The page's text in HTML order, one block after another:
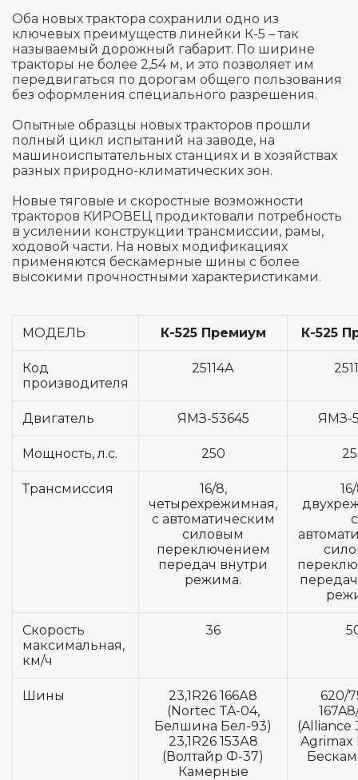
Оба новых трактора сохранили одно из
ключевых преимуществ линейки К-5 – так
называемый дорожный габарит. По ширине
тракторы не более 2,54 м, и это позволяет им
передвигаться по дорогам общего пользования
без оформления специального разрешения.
Опытные образцы новых тракторов прошли
полный цикл испытаний на заводе, на
машиноиспытательных станциях и в хозяйствах
разных природно-климатических зон.
Новые тяговые и скоростные возможности
тракторов КИРОВЕЦ продиктовали потребность
в усилении конструкции трансмиссии, рамы,
ходовой части. На новых модификациях
применяются бескамерные шины с более
высокими прочностными характеристиками.
МОДЕЛЬ К-525 Премиум К-525
Код
производителя
25114А
Двигатель ЯМЗ-53645 ЯМЗ-
Мощность, л.с. 250
Трансмиссия
16/8,
четырехрежимная,
с автоматическим
силовым
переключением
передач внутри
режима.
с
Скорость
максимальная,
км/ч
36
Шины
23,1R26 166А8
(Nortec TA-04,
Белшина Бел-93)
23,1R26 153А8
(Волтайр Ф-37)
Камерные
620/
(Alliance
Agrimax